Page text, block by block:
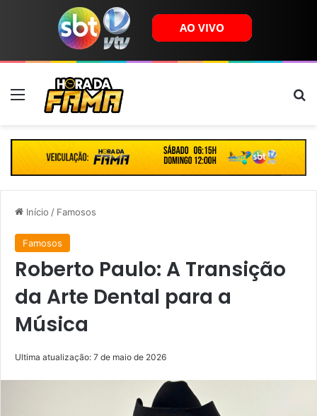
Menu
Início / Famosos
Famosos
Roberto Paulo: A Transição
da Arte Dental para a
Música
Ultima atualização: 7 de maio de 2026